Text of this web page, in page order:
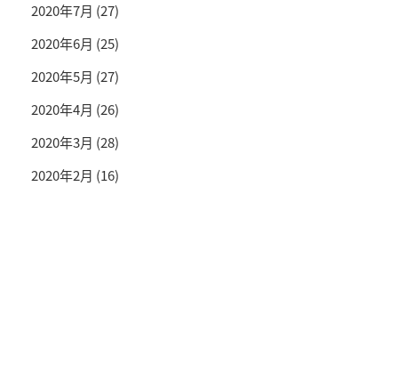
2020年7月 (27)
2020年6月 (25)
2020年5月 (27)
2020年4月 (26)
2020年3月 (28)
2020年2月 (16)